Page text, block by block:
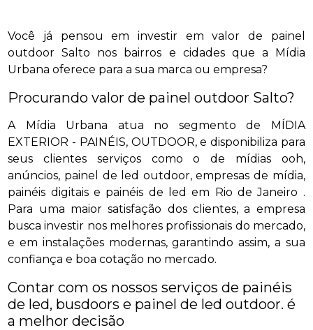
Você já pensou em investir em valor de painel
outdoor Salto nos bairros e cidades que a Mídia
Urbana oferece para a sua marca ou empresa?
Procurando valor de painel outdoor Salto?
A Mídia Urbana atua no segmento de MÍDIA
EXTERIOR - PAINÉIS, OUTDOOR, e disponibiliza para
seus clientes serviços como o de mídias ooh,
anúncios, painel de led outdoor, empresas de mídia,
painéis digitais e painéis de led em Rio de Janeiro .
Para uma maior satisfação dos clientes, a empresa
busca investir nos melhores profissionais do mercado,
e em instalações modernas, garantindo assim, a sua
confiança e boa cotação no mercado.
Contar com os nossos serviços de painéis
de led, busdoors e painel de led outdoor. é
a melhor decisão